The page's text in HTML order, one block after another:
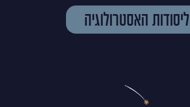
ליסודות האסטרולוגיה